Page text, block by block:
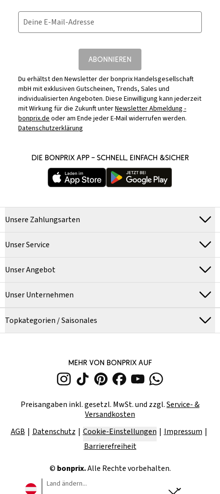
Deine E-Mail-Adresse
ABONNIEREN
Du erhältst den Newsletter der bonprix Handelsgesellschaft
mbH mit exklusiven Gutscheinen, Trends, Sales und
individualisierten Angeboten. Diese Einwilligung kann jederzeit
mit Wirkung für die Zukunft unterNewsletter Abmeldung -
bonprix.deoder am Ende jeder E-Mail widerrufen werden.
Datenschutzerklärung
DIE BONPRIX APP – SCHNELL, EINFACH &SICHER
Unsere Zahlungsarten
Unser Service
Unser Angebot
Unser Unternehmen
Topkategorien / Saisonales
MEHR VON BONPRIX AUF
Preisangaben inkl. gesetzl. MwSt. und zzgl.Service- &
Versandkosten
AGB
Datenschutz Cookie-Einstellungen
Impressum
Barrierefreiheit
© bonprix.Alle Rechte vorbehalten.
Land ändern...